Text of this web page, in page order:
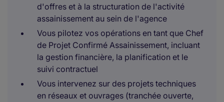
d'offres et à la structuration de l'activité
assainissement au sein de l'agence
Vous pilotez vos opérations en tant que Chef
de Projet Confirmé Assainissement, incluant
la gestion financière, la planification et le
suivi contractuel
Vous intervenez sur des projets techniques
en réseaux et ouvrages (tranchée ouverte,